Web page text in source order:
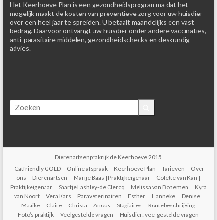
Het Keerhoeve Plan is een gezondheidsprogramma dat het
mogelijk maakt de kosten van preventieve zorg voor uw huisdier
over een heel jaar te spreiden. U betaalt maandelijks een vast
bedrag. Daarvoor ontvangt uw huisdier onder andere vaccinaties,
anti-parasitaire middelen, gezondheidschecks en deskundig
advies.
Dierenartsenprakrijk de Keerhoeve 2015
Catfriendly GOLD
Online afspraak Keerhoeve Plan Tarieven
Over
ons
Dierenartsen Marije Baas | Praktijkeigenaar
Colette van Kan |
Praktijkeigenaar
Saartje Lashley-de Clercq Melissa van Bohemen
Kyra
van Noort
Vera Kars Paraveterinairen Esther Hanneke
Denise
Maaike
Claire Christa Anouk Stagiaires
Routebeschrijving
Foto’s praktijk
Veelgestelde vragen Huisdier: veel gestelde vragen